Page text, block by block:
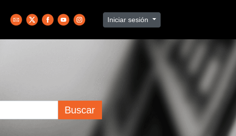
Iniciar sesión
Buscar